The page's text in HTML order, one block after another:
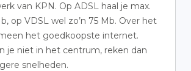
van KPN. Op ADSL haal je max.
op VDSL wel zo’n 75 Mb. Over het
het goedkoopste internet.
je niet in het centrum, reken dan
snelheden.